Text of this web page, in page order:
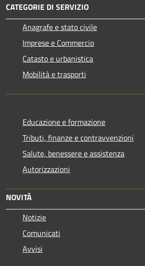
CATEGORIE DI SERVIZIO
Anagrafe e stato civile
Imprese e Commercio
Catasto e urbanistica
Mobilità e trasporti
Educazione e formazione
Tributi, finanze e contravvenzioni
Salute, benessere e assistenza
Autorizzazioni
NOVITÀ
Notizie
Comunicati
Avvisi